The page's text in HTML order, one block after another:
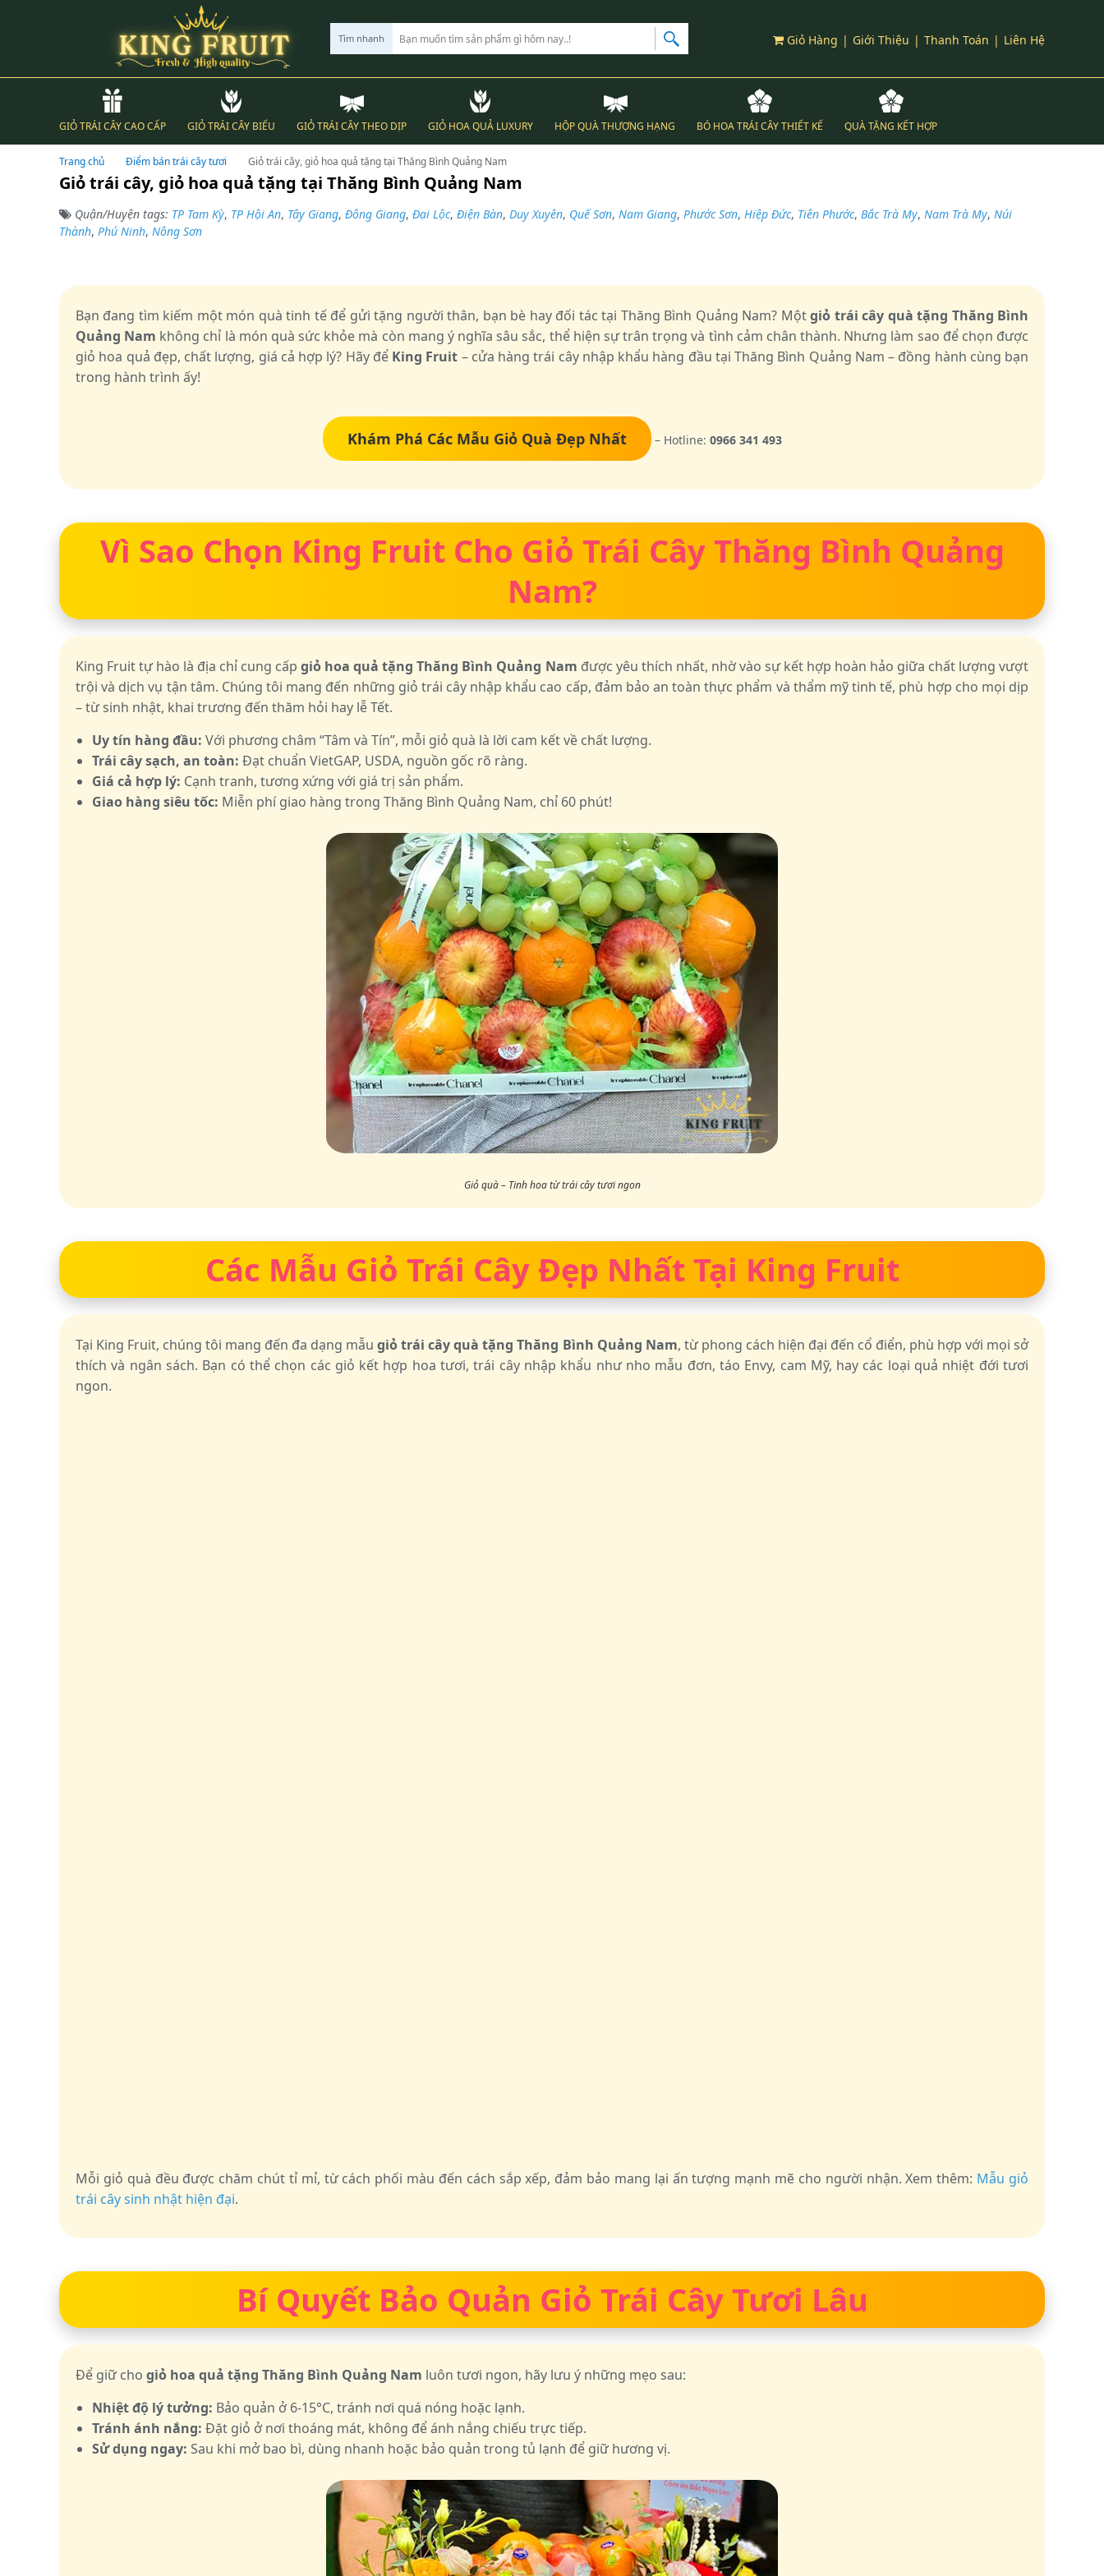
Giỏ Hàng | Giới Thiệu | Thanh Toán | Liên Hệ
Tìm nhanh
GIỎ TRÁI CÂY CAO CẤP GIỎ TRÁI CÂY BIẾU GIỎ TRÁI CÂY THEO DỊP GIỎ HOA QUẢ LUXURY HỘP QUÀ THƯỢNG HẠNG BÓ HOA TRÁI CÂY THIẾT KẾ QUÀ TẶNG KẾT HỢP
Trang chủ Điểm bán trái cây tươi Giỏ trái cây, giỏ hoa quả tặng tại Thăng Bình Quảng Nam
Giỏ trái cây, giỏ hoa quả tặng tại Thăng Bình Quảng Nam
Quận/Huyện tags: TP Tam Kỳ, TP Hội An, Tây Giang, Đông Giang, Đại Lộc, Điện Bàn, Duy Xuyên, Quế Sơn, Nam Giang, Phước Sơn, Hiệp Đức, Tiên Phước, Bắc Trà My, Nam Trà My, Núi
Thành, Phú Ninh, Nông Sơn
Bạn đang tìm kiếm một món quà tinh tế để gửi tặng người thân, bạn bè hay đối tác tại Thăng Bình Quảng Nam? Mộtgiỏ trái cây quà tặng Thăng Bình
Quảng Nam không chỉ là món quà sức khỏe mà còn mang ý nghĩa sâu sắc, thể hiện sự trân trọng và tình cảm chân thành. Nhưng làm sao để chọn được
giỏ hoa quả đẹp, chất lượng, giá cả hợp lý? Hãy để King Fruit – cửa hàng trái cây nhập khẩu hàng đầu tại Thăng Bình Quảng Nam – đồng hành cùng bạn
trong hành trình ấy!
Khám Phá Các Mẫu Giỏ Quà Đẹp Nhất – Hotline: 0966 341 493
Vì Sao Chọn King Fruit Cho Giỏ Trái Cây Thăng Bình Quảng
Nam?
King Fruit tự hào là địa chỉ cung cấpgiỏ hoa quả tặng Thăng Bình Quảng Nam được yêu thích nhất, nhờ vào sự kết hợp hoàn hảo giữa chất lượng vượt
trội và dịch vụ tận tâm. Chúng tôi mang đến những giỏ trái cây nhập khẩu cao cấp, đảm bảo an toàn thực phẩm và thẩm mỹ tinh tế, phù hợp cho mọi dịp
– từ sinh nhật, khai trương đến thăm hỏi hay lễ Tết.
Uy tín hàng đầu: Với phương châm “Tâm và Tín”, mỗi giỏ quà là lời cam kết về chất lượng.
Trái cây sạch, an toàn: Đạt chuẩn VietGAP, USDA, nguồn gốc rõ ràng.
Giá cả hợp lý: Cạnh tranh, tương xứng với giá trị sản phẩm.
Giao hàng siêu tốc: Miễn phí giao hàng trong Thăng Bình Quảng Nam, chỉ 60 phút!
Giỏ quà – Tinh hoa từ trái cây tươi ngon
Các Mẫu Giỏ Trái Cây Đẹp Nhất Tại King Fruit
Tại King Fruit, chúng tôi mang đến đa dạng mẫugiỏ trái cây quà tặng Thăng Bình Quảng Nam, từ phong cách hiện đại đến cổ điển, phù hợp với mọi sở
thích và ngân sách. Bạn có thể chọn các giỏ kết hợp hoa tươi, trái cây nhập khẩu như nho mẫu đơn, táo Envy, cam Mỹ, hay các loại quả nhiệt đới tươi
ngon.
Mỗi giỏ quà đều được chăm chút tỉ mỉ, từ cách phối màu đến cách sắp xếp, đảm bảo mang lại ấn tượng mạnh mẽ cho người nhận. Xem thêm: Mẫu giỏ
trái cây sinh nhật hiện đại.
Bí Quyết Bảo Quản Giỏ Trái Cây Tươi Lâu
Để giữ cho giỏ hoa quả tặng Thăng Bình Quảng Nam luôn tươi ngon, hãy lưu ý những mẹo sau:
Nhiệt độ lý tưởng: Bảo quản ở 6-15°C, tránh nơi quá nóng hoặc lạnh.
Tránh ánh nắng: Đặt giỏ ở nơi thoáng mát, không để ánh nắng chiếu trực tiếp.
Sử dụng ngay: Sau khi mở bao bì, dùng nhanh hoặc bảo quản trong tủ lạnh để giữ hương vị.